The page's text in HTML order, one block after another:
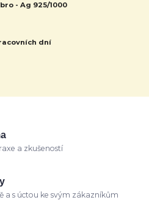
- Ag 925/1000
dní
a zkušeností
a s úctou ke svým zákazníkům